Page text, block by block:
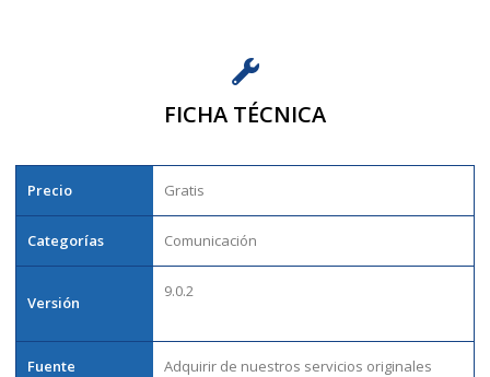
FICHA TÉCNICA
Precio Gratis
Categorías Comunicación
Versión
9.0.2
Fuente Adquirir de nuestros servicios originales